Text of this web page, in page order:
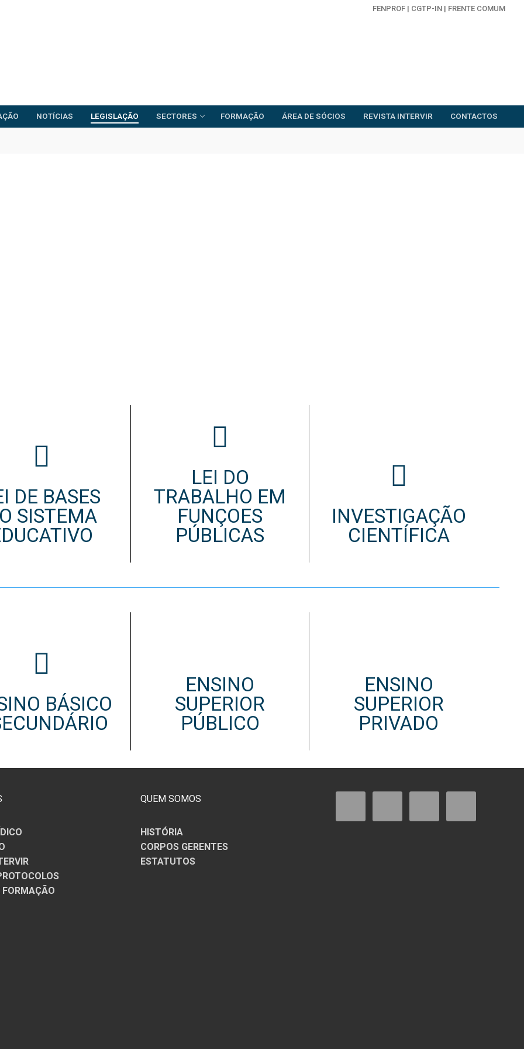
FENPROF | CGTP-IN | FRENTE COMUM
NOTÍCIAS LEGISLAÇÃO SECTORES FORMAÇÃO ÁREA DE SÓCIOS REVISTA INTERVIR CONTACTOS
/ MISERICÓRDIAS
DE BASES
SISTEMA
LEI DO
TRABALHO EM
FUNÇOES
PÚBLICAS
INVESTIGAÇÃO
CIENTÍFICA
BÁSICO
ENSINO
SUPERIOR
PÚBLICO
ENSINO
SUPERIOR
PRIVADO
FORMAÇÃO
QUEM SOMOS
HISTÓRIA
CORPOS GERENTES
ESTATUTOS